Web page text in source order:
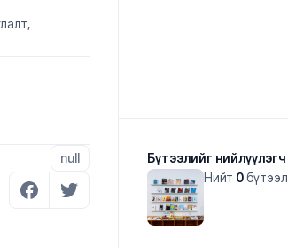
null
Бүтээлийг нийлүүлэгч
Нийт 0бүтээл